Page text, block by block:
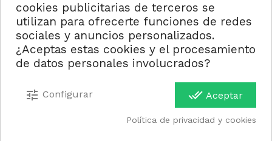
Copyright ©2023 - Derechos reservados. Design by
4AddicTic
cookies publicitarias de terceros se
utilizan para ofrecerte funciones de redes
sociales y anuncios personalizados.
¿Aceptas estas cookies y el procesamiento
de datos personales involucrados?
done_all Aceptar
tune Configurar
Política de privacidad y cookies